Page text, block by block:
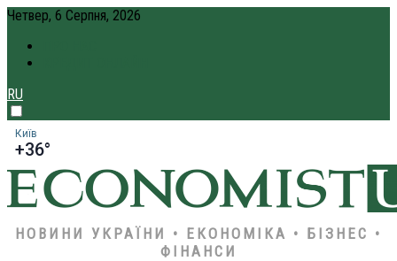
Четвер, 6 Серпня, 2026
RU
Київ
+36°
НОВИНИ УКРАЇНИ • ЕКОНОМІКА • БІЗНЕС •
ФІНАНСИ